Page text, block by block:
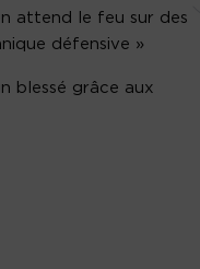
attend le feu sur des
défensive »
blessé grâce aux